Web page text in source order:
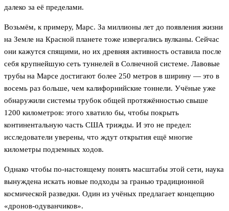
далеко за её пределами.
Возьмём, к примеру, Марс. За миллионы лет до появления жизни
на Земле на Красной планете тоже извергались вулканы. Сейчас
они кажутся спящими, но их древняя активность оставила после
себя крупнейшую сеть туннелей в Солнечной системе. Лавовые
трубы на Марсе достигают более 250 метров в ширину — это в
восемь раз больше, чем калифорнийские тоннели. Учёные уже
обнаружили системы трубок общей протяжённостью свыше
1200 километров: этого хватило бы, чтобы покрыть
континентальную часть США трижды. И это не предел:
исследователи уверены, что ждут открытия ещё многие
километры подземных ходов.
Однако чтобы по-настоящему понять масштабы этой сети, наука
вынуждена искать новые подходы за гранью традиционной
космической разведки. Один из учёных предлагает концепцию
«дронов-одуванчиков».